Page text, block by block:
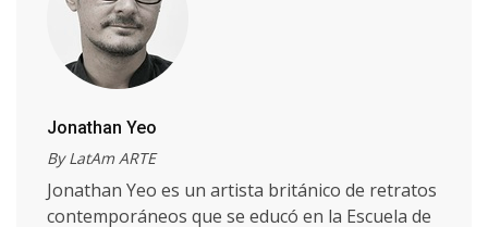
Jonathan Yeo
By LatAm ARTE
Jonathan Yeo es un artista británico de retratos
contemporáneos que se educó en la Escuela de